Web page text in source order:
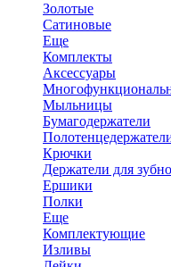
Золотые
Сатиновые
Еще
Комплекты
Аксессуары
Мыльницы
Бумагодержатели
Крючки
Держатели для
Ершики
Полки
Еще
Комплектующие
Изливы